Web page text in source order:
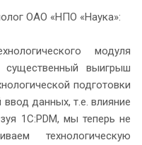
ОАО «НПО «Наука»:
модуля
выигрыш
подготовки
данных, т.е. влияние
1С:PDM, мы теперь не
технологическую